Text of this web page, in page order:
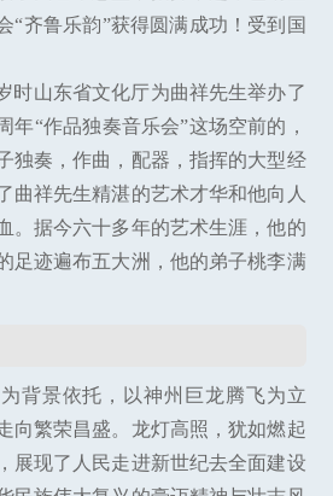
“齐鲁乐韵”获得圆满成功！受到国
时山东省文化厅为曲祥先生举办了
年“作品独奏音乐会”这场空前的，
独奏，作曲，配器，指挥的大型经
曲祥先生精湛的艺术才华和他向人
。据今六十多年的艺术生涯，他的
足迹遍布五大洲，他的弟子桃李满
背景依托，以神州巨龙腾飞为立
向繁荣昌盛。龙灯高照，犹如燃起
展现了人民走进新世纪去全面建设